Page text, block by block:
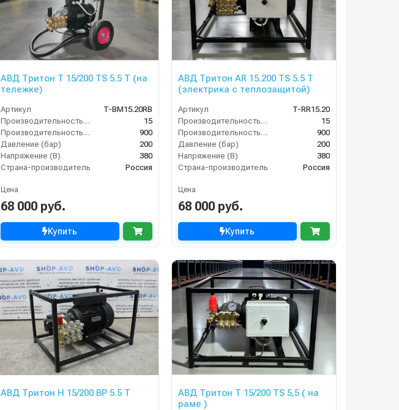
АВД Тритон Т 15/200 TS 5.5 T (на
тележке)
Артикул
T-BM15.20RB
Производительность (л/мин)
15
Производительность (л/ч)
900
Давление (бар)
200
Напряжение (В)
380
Страна-производитель
Россия
Цена
68 000 руб.
Купить
АВД Тритон AR 15.200 TS 5.5 Т
(электрика с теплозащитой)
Артикул
T-RR15.20
Производительность (л/мин)
15
Производительность (л/ч)
900
Давление (бар)
200
Напряжение (В)
380
Страна-производитель
Россия
Цена
68 000 руб.
Купить
АВД Тритон H 15/200 BP 5.5 T
АВД Тритон Т 15/200 TS 5,5 ( на
раме )